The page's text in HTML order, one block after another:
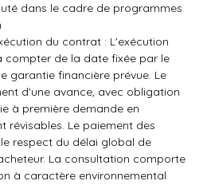
dans le cadre de programmes
du contrat : L'exécution
compter de la date fixée par le
garantie financière prévue. Le
d'une avance, avec obligation
à première demande en
révisables. Le paiement des
respect du délai global de
La consultation comporte
à caractère environnemental